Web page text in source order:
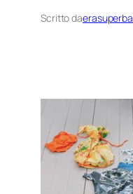
Scritto daerasuperba